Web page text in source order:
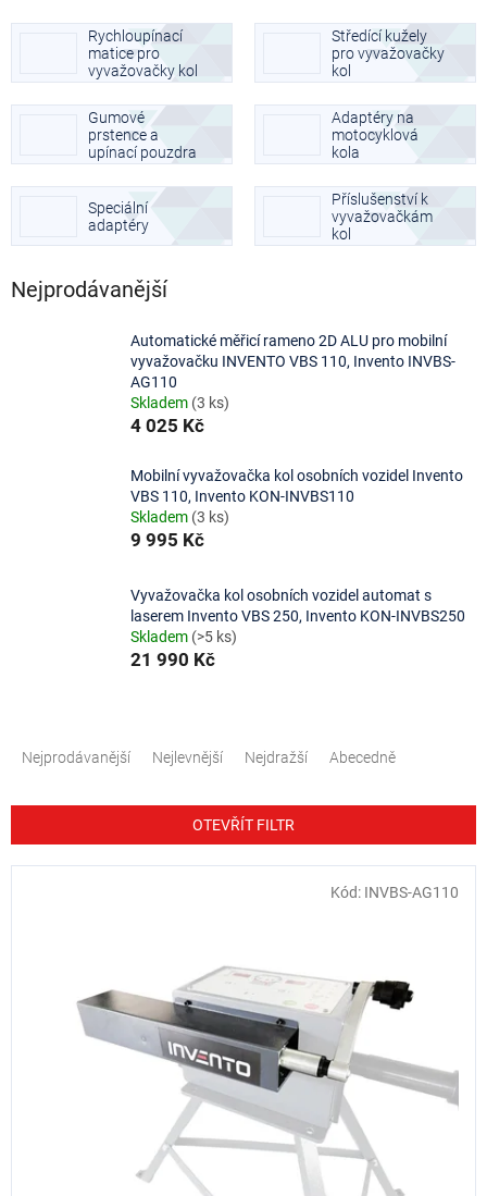
Rychloupínací
matice pro
vyvažovačky kol
Středící kužely
pro vyvažovačky
kol
Gumové
prstence a
upínací pouzdra
pro vyvažovačky
Adaptéry na
motocyklová
kola
Speciální
adaptéry
Příslušenství k
vyvažovačkám
kol
Nejprodávanější
Automatické měřicí rameno 2D ALU pro mobilní
vyvažovačku INVENTO VBS 110, Invento INVBS-
AG110
Skladem (3 ks)
4 025 Kč
Mobilní vyvažovačka kol osobních vozidel Invento
VBS 110, Invento KON-INVBS110
Skladem (3 ks)
9 995 Kč
Vyvažovačka kol osobních vozidel automat s
laserem Invento VBS 250, Invento KON-INVBS250
Skladem (>5 ks)
21 990 Kč
e
í
p
Nejprodávanější Nejlevnější Nejdražší Abecedně
OTEVŘÍT FILTR
Kód: INVBS-AG110